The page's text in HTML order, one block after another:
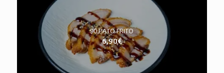
90.PATO FRITO
6,90€